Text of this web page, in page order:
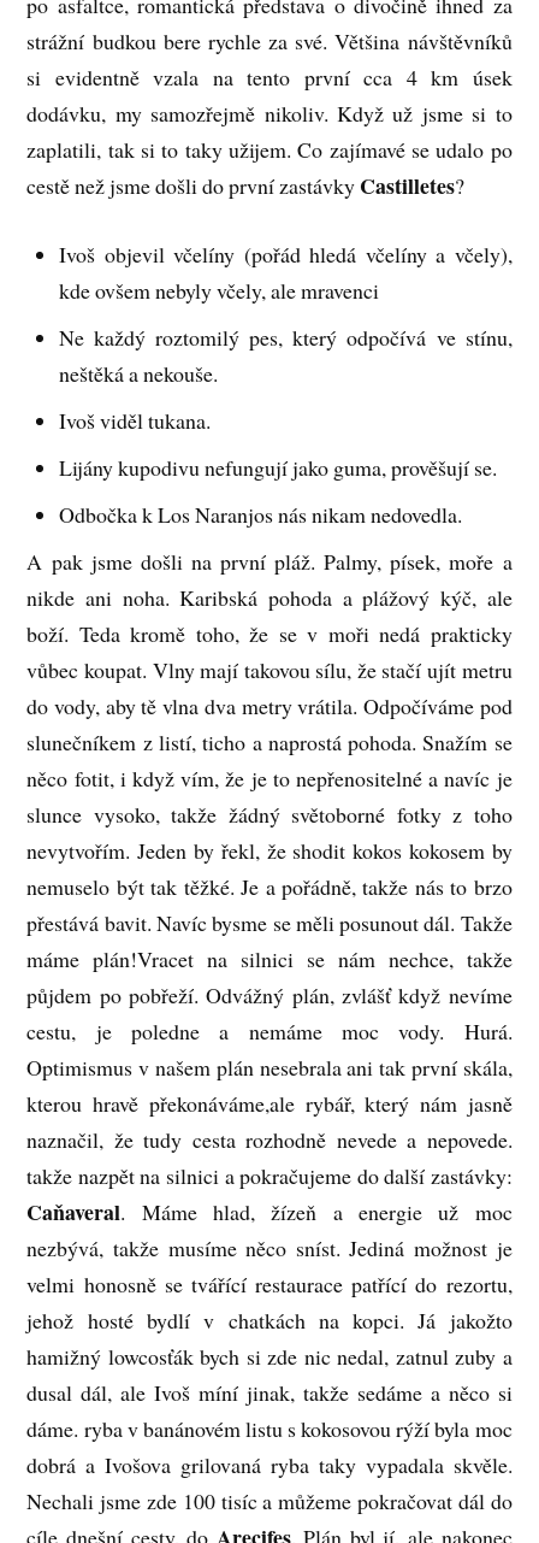
strážní budkou bere rychle za své. Většina návštěvníků
si evidentně vzala na tento první cca 4 km úsek
dodávku, my samozřejmě nikoliv. Když už jsme si to
zaplatili, tak si to taky užijem. Co zajímavé se udalo po
cestě než jsme došli do první zastávky Castilletes?
Ivoš objevil včelíny (pořád hledá včelíny a včely),
kde ovšem nebyly včely, ale mravenci
Ne každý roztomilý pes, který odpočívá ve stínu,
neštěká a nekouše.
Ivoš viděl tukana.
Lijány kupodivu nefungují jako guma, prověšují se.
Odbočka k Los Naranjos nás nikam nedovedla.
A pak jsme došli na první pláž. Palmy, písek, moře a
nikde ani noha. Karibská pohoda a plážový kýč, ale
boží. Teda kromě toho, že se v moři nedá prakticky
vůbec koupat. Vlny mají takovou sílu, že stačí ujít metru
do vody, aby tě vlna dva metry vrátila. Odpočíváme pod
slunečníkem z listí, ticho a naprostá pohoda. Snažím se
něco fotit, i když vím, že je to nepřenositelné a navíc je
slunce vysoko, takže žádný světoborné fotky z toho
nevytvořím. Jeden by řekl, že shodit kokos kokosem by
nemuselo být tak těžké. Je a pořádně, takže nás to brzo
přestává bavit. Navíc bysme se měli posunout dál. Takže
máme plán!Vracet na silnici se nám nechce, takže
půjdem po pobřeží. Odvážný plán, zvlášť když nevíme
cestu, je poledne a nemáme moc vody. Hurá.
Optimismus v našem plán nesebrala ani tak první skála,
kterou hravě překonáváme,ale rybář, který nám jasně
naznačil, že tudy cesta rozhodně nevede a nepovede.
takže nazpět na silnici a pokračujeme do další zastávky:
Caňaveral. Máme hlad, žízeň a energie už moc
nezbývá, takže musíme něco sníst. Jediná možnost je
velmi honosně se tvářící restaurace patřící do rezortu,
jehož hosté bydlí v chatkách na kopci. Já jakožto
hamižný lowcosťák bych si zde nic nedal, zatnul zuby a
dusal dál, ale Ivoš míní jinak, takže sedáme a něco si
dáme. ryba v banánovém listu s kokosovou rýží byla moc
dobrá a Ivošova grilovaná ryba taky vypadala skvěle.
Nechali jsme zde 100 tisíc a můžeme pokračovat dál do
cíle dnešní cesty, do
. Plán byl jí, ale nakonec